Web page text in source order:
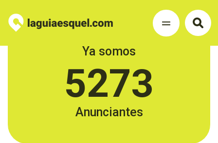
Ya somos
5273
Anunciantes